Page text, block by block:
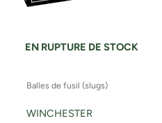
EN RUPTURE DE STOCK
Balles de fusil (slugs)
WINCHESTER